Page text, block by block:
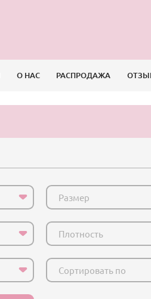
О НАС РАСПРОДАЖА
Размер
Плотность
Сортировать по